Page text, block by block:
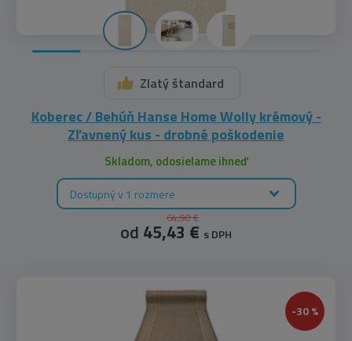
Zlatý štandard
Koberec / Behúň Hanse Home Wolly krémový -
Zľavnený kus - drobné poškodenie
Skladom, odosielame ihneď
Dostupný v 1 rozmere
64,90 €
od 45,43 € s DPH
-30 %